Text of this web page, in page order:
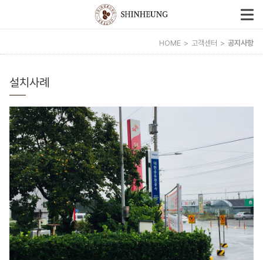
HOME 고객센터 공지사항
설치사례